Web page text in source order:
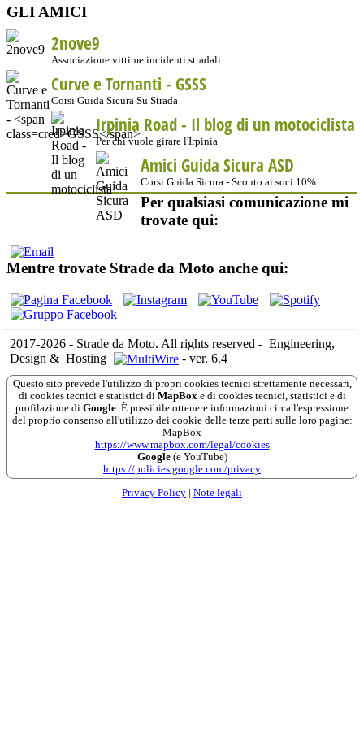
GLI AMICI
2nove9
Associazione vittime incidenti stradali
Curve e Tornanti - GSSS
Corsi Guida Sicura Su Strada
Irpinia Road - Il blog di un motociclista
Per chi vuole girare l'Irpinia
Amici Guida Sicura ASD
Corsi Guida Sicura - Sconto ai soci 10%
Per qualsiasi comunicazione mi
trovate qui:
Mentre trovate Strade da Moto anche qui:
2017-2026 - Strade da Moto. All rights reserved - Engineering,
Design & Hosting - ver. 6.4
Questo sito prevede l'utilizzo di propri cookies tecnici strettamente necessari,
di cookies tecnici e statistici di MapBoxe di cookies tecnici, statistici e di
profilazione di Google. È possibile ottenere informazioni circa l'espressione
del proprio consenso all'utilizzo dei cookie delle terze parti sulle loro pagine:
MapBox
https://www.mapbox.com/legal/cookies
Google(e YouTube)
https://policies.google.com/privacy
Privacy Policy Note legali